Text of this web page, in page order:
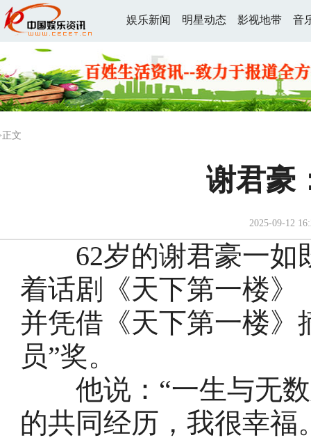
娱乐新闻 明星动态 影视地带 音
文
谢君豪
2025-09-12
62岁的谢君豪一如
着话剧《天下第一楼》
并凭借《天下第一楼》
员”奖。
他说：“一生与无数
的共同经历，我很幸福